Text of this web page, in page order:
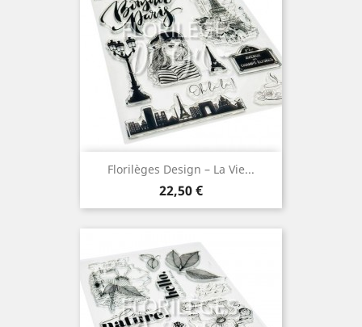
Florilèges Design – La Vie...
Prix
22,50 €